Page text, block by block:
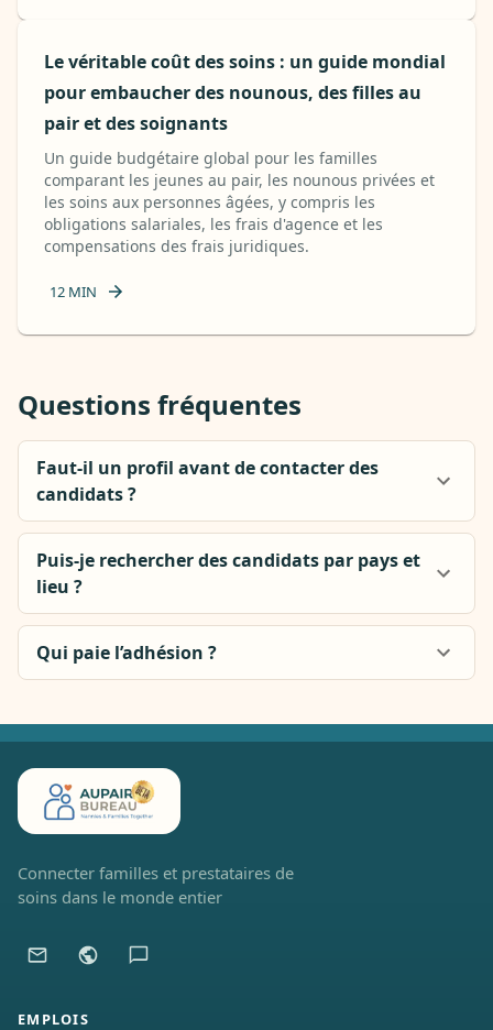
Le véritable coût des soins : un guide mondial
pour embaucher des nounous, des filles au
pair et des soignants
Un guide budgétaire global pour les familles
comparant les jeunes au pair, les nounous privées et
les soins aux personnes âgées, y compris les
obligations salariales, les frais d'agence et les
compensations des frais juridiques.
12 MIN
Questions fréquentes
Faut-il un profil avant de contacter des
candidats ?
Puis-je rechercher des candidats par pays et
lieu ?
Qui paie l’adhésion ?
Connecter familles et prestataires de
soins dans le monde entier
EMPLOIS